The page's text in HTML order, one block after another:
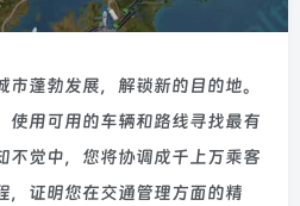
蓬勃发展，解锁新的目的地。
使用可用的车辆和路线寻找最有
不觉中，您将协调成千上万乘客
，证明您在交通管理方面的精